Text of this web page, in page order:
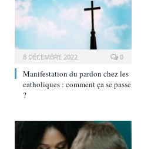
8 DÉCEMBRE 2022 0
Manifestation du pardon chez les
catholiques : comment ça se passe
?